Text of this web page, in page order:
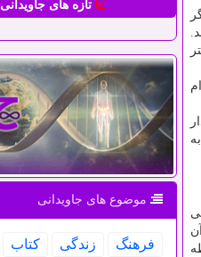
سرعت 80 کیلومتر
تازه های جاویدانی
موضوع های جاویدانی
فرهنگ زندگی
كتاب